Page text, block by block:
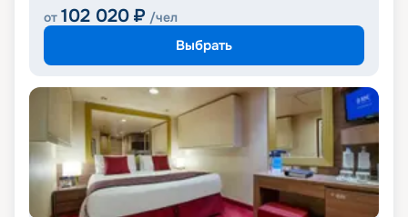
от 102 020 ₽ /чел
Выбрать